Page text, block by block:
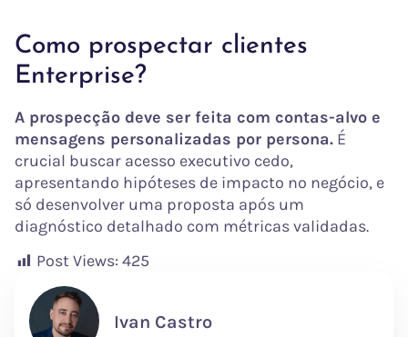
Como prospectar clientes
Enterprise?
A prospecção deve ser feita com contas-alvo e
mensagens personalizadas por persona. É
crucial buscar acesso executivo cedo,
apresentando hipóteses de impacto no negócio, e
só desenvolver uma proposta após um
diagnóstico detalhado com métricas validadas.
Post Views: 425
Ivan Castro